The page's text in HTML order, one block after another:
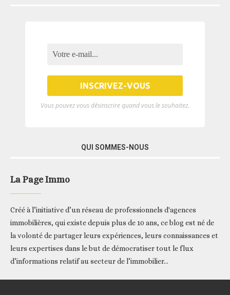
Vous pouvez vous désinscrire quand vous le souhaitez.
QUI SOMMES-NOUS
La Page Immo
Créé à l’initiative d’un réseau de professionnels d'agences
immobilières, qui existe depuis plus de 10 ans, ce blog est né de
la volonté de partager leurs expériences, leurs connaissances et
leurs expertises dans le but de démocratiser tout le flux
d’informations relatif au secteur de l’immobilier...